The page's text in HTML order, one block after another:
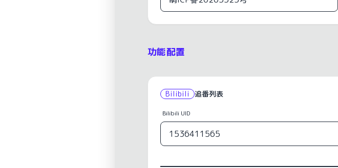
功能配置
Bilibili 追番列表
Bilibili UID